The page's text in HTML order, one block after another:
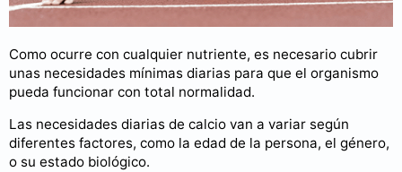
Como ocurre con cualquier nutriente, es necesario cubrir
unas necesidades mínimas diarias para que el organismo
pueda funcionar con total normalidad.
Las necesidades diarias de calcio van a variar según
diferentes factores, como la edad de la persona, el género,
o su estado biológico.